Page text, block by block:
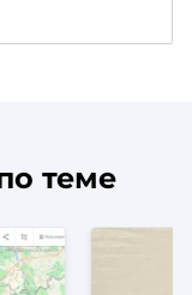
теме